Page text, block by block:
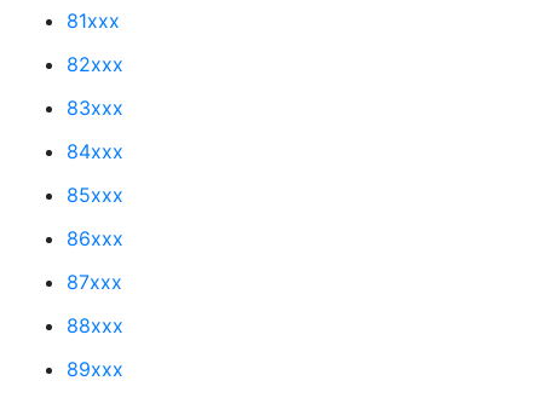
81xxx
82xxx
83xxx
84xxx
85xxx
86xxx
87xxx
88xxx
89xxx